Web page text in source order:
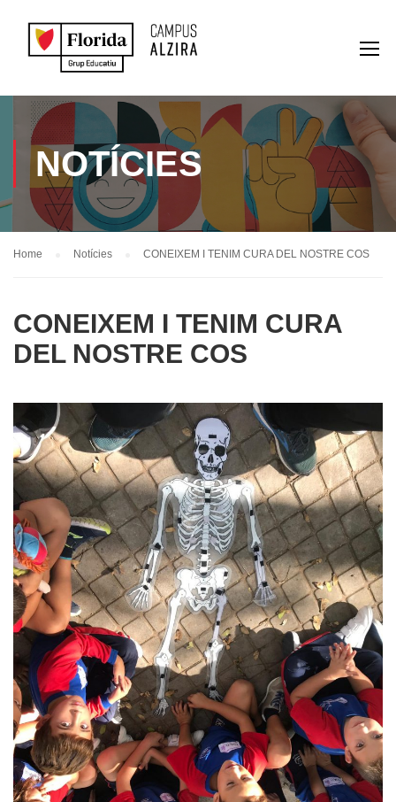
NOTÍCIES
Home Notícies CONEIXEM I TENIM CURA DEL NOSTRE COS
CONEIXEM I TENIM CURA
DEL NOSTRE COS